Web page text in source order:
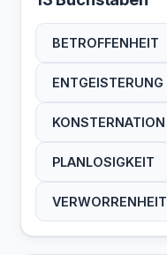
BETROFFENHEIT
ENTGEISTERUNG
KONSTERNATION
PLANLOSIGKEIT
VERWORRENHEIT